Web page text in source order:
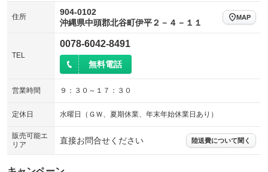
住所
904-0102
沖縄県中頭郡北谷町伊平２－４－１１
MAP
TEL
0078-6042-8491
無料電話
営業時間 ９：３０～１７：３０
定休日 水曜日（ＧＷ、夏期休業、年末年始休業日あり）
販売可能エ
リア
直接お問合せください 陸送費について聞く